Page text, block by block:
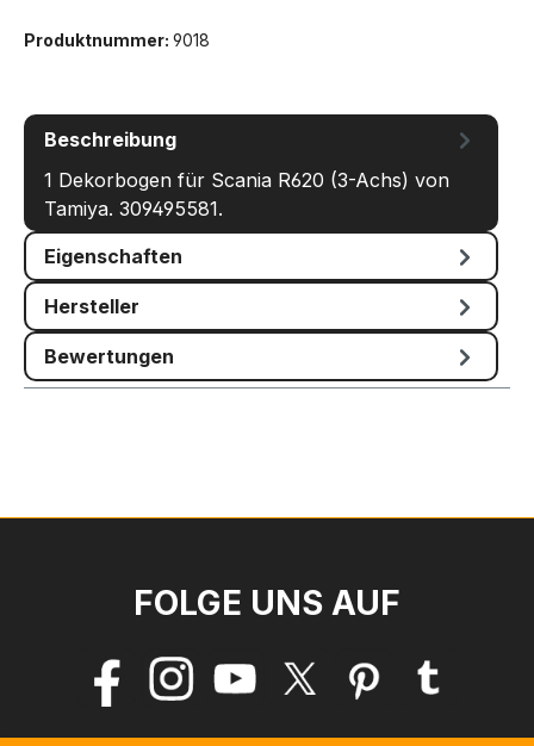
Produktnummer: 9018
Beschreibung
1 Dekorbogen für Scania R620 (3-Achs) von
Tamiya. 309495581.
Eigenschaften
Hersteller
Bewertungen
FOLGE UNS AUF